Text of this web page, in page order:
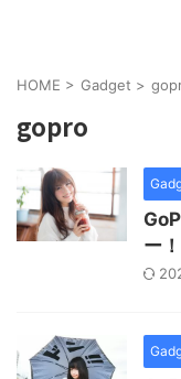
HOME > Gadget >
gopro
ー